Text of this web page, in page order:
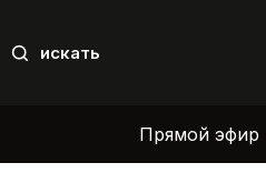
искать
Прямой эфир